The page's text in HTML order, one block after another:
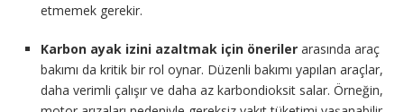
etmemek gerekir.
Karbon ayak izini azaltmak için öneriler arasında araç
bakımı da kritik bir rol oynar. Düzenli bakımı yapılan araçlar,
daha verimli çalışır ve daha az karbondioksit salar. Örneğin,